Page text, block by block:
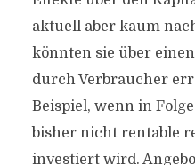
aktuell aber kaum
könnten sie über
durch Verbraucher
Beispiel, wenn in
bisher nicht rentable
investiert wird.